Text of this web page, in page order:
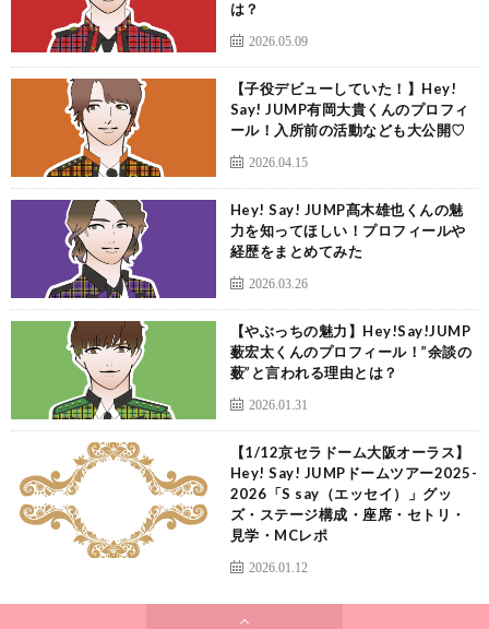
は？
2026.05.09
【子役デビューしていた！】Hey!
Say! JUMP有岡大貴くんのプロフィ
ール！入所前の活動なども大公開♡
2026.04.15
Hey! Say! JUMP髙木雄也くんの魅
力を知ってほしい！プロフィールや
経歴をまとめてみた
2026.03.26
【やぶっちの魅力】Hey!Say!JUMP
薮宏太くんのプロフィール！”余談の
薮”と言われる理由とは？
2026.01.31
【1/12京セラドーム大阪オーラス】
Hey! Say! JUMPドームツアー2025-
2026「S say（エッセイ）」グッ
ズ・ステージ構成・座席・セトリ・
見学・MCレポ
2026.01.12